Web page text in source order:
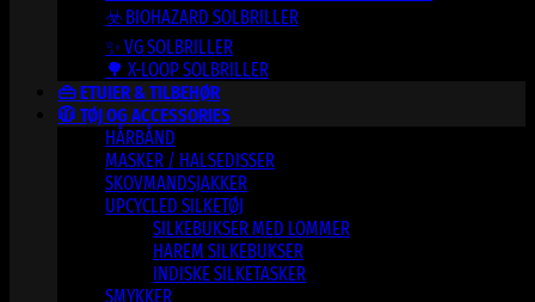
☣️ BIOHAZARD SOLBRILLER
✨ VG SOLBRILLER
🌳 X-LOOP SOLBRILLER
👜 ETUIER & TILBEHØR
🧥 TØJ OG ACCESSORIES
HÅRBÅND
MASKER / HALSEDISSER
SKOVMANDSJAKKER
UPCYCLED SILKETØJ
SILKEBUKSER MED LOMMER
HAREM SILKEBUKSER
INDISKE SILKETASKER
SMYKKER